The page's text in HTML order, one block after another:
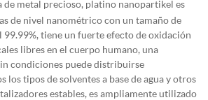
metal precioso, platino nanopartikel es
de nivel nanométrico con un tamaño de
99.99%, tiene un fuerte efecto de oxidación
libres en el cuerpo humano, una
condiciones puede distribuirse
los tipos de solventes a base de agua y otros
estables, es ampliamente utilizado